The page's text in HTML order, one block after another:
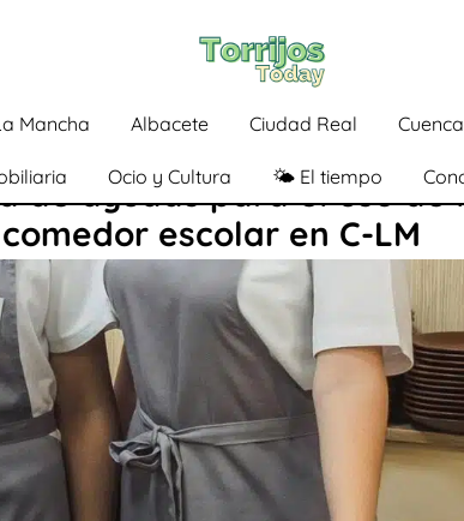
Mancha Albacete Ciudad Real Cuenca
Ocio y Cultura 🌤️ El tiempo
de ayudas para el uso de
escolar en C-LM